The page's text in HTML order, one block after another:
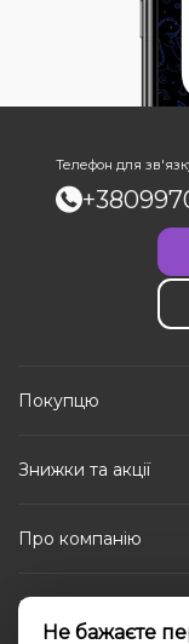
Телефон для
Покупцю
Знижки та акції
Про компанію
Каталог
Не бажаєте